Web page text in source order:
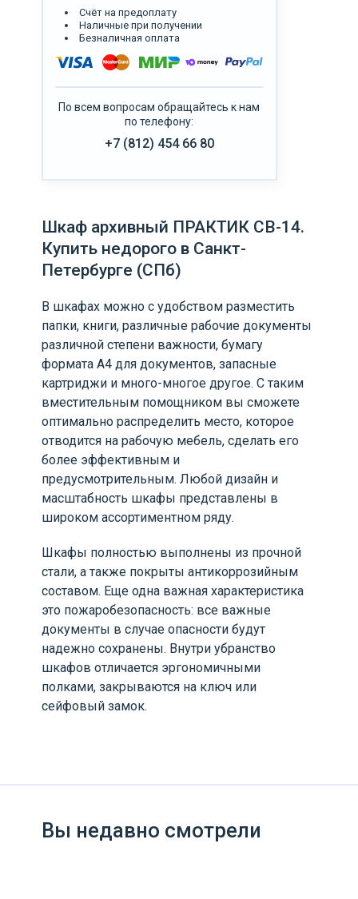
Счёт на предоплату
Наличные при получении
Безналичная оплата
По всем вопросам обращайтесь к нам
по телефону:
+7 (812) 454 66 80
Шкаф архивный ПРАКТИК СВ-14.
Купить недорого в Санкт-
Петербурге (СПб)
В шкафах можно с удобством разместить
папки, книги, различные рабочие документы
различной степени важности, бумагу
формата А4 для документов, запасные
картриджи и много-многое другое. С таким
вместительным помощником вы сможете
оптимально распределить место, которое
отводится на рабочую мебель, сделать его
более эффективным и
предусмотрительным. Любой дизайн и
масштабность шкафы представлены в
широком ассортиментном ряду.
Шкафы полностью выполнены из прочной
стали, а также покрыты антикоррозийным
составом. Еще одна важная характеристика
это пожаробезопасность: все важные
документы в случае опасности будут
надежно сохранены. Внутри убранство
шкафов отличается эргономичными
полками, закрываются на ключ или
сейфовый замок.
Вы недавно смотрели